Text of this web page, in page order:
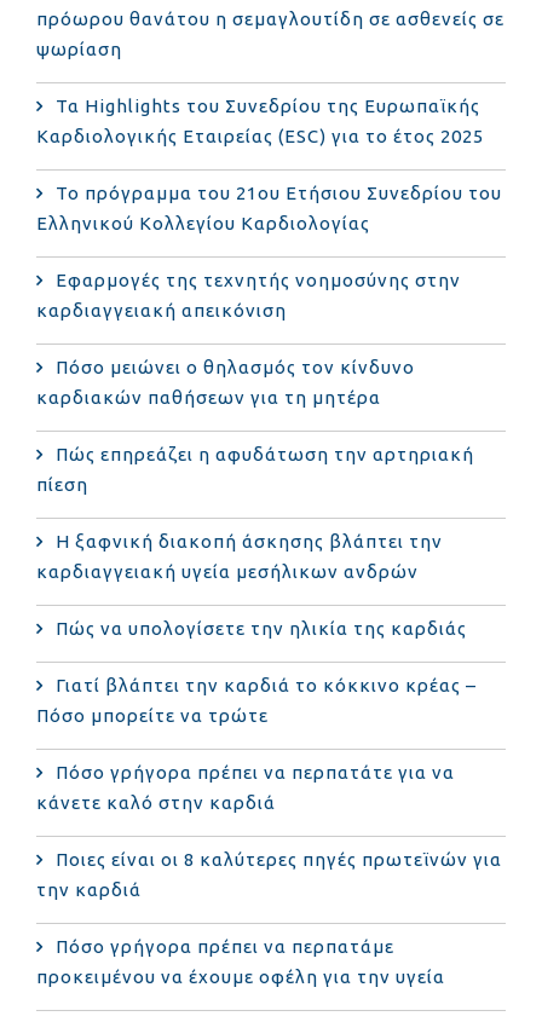
πρόωρου θανάτου η σεμαγλουτίδη σε ασθενείς σε
ψωρίαση
Τα Highlights του Συνεδρίου της Ευρωπαϊκής
Καρδιολογικής Εταιρείας (ESC) για το έτος 2025
Το πρόγραμμα του 21ου Ετήσιου Συνεδρίου του
Ελληνικού Κολλεγίου Καρδιολογίας
Εφαρμογές της τεχνητής νοημοσύνης στην
καρδιαγγειακή απεικόνιση
Πόσο μειώνει ο θηλασμός τον κίνδυνο
καρδιακών παθήσεων για τη μητέρα
Πώς επηρεάζει η αφυδάτωση την αρτηριακή
πίεση
Η ξαφνική διακοπή άσκησης βλάπτει την
καρδιαγγειακή υγεία μεσήλικων ανδρών
Πώς να υπολογίσετε την ηλικία της καρδιάς
Γιατί βλάπτει την καρδιά το κόκκινο κρέας –
Πόσο μπορείτε να τρώτε
Πόσο γρήγορα πρέπει να περπατάτε για να
κάνετε καλό στην καρδιά
Ποιες είναι οι 8 καλύτερες πηγές πρωτεϊνών για
την καρδιά
Πόσο γρήγορα πρέπει να περπατάμε
προκειμένου να έχουμε οφέλη για την υγεία